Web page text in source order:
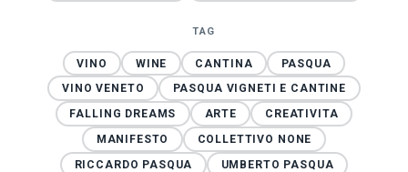
TAG
VINO WINE CANTINA
PASQUA
VINO VENETO
PASQUA VIGNETI E CANTINE
FALLING DREAMS
ARTE
CREATIVITA
MANIFESTO
COLLETTIVO NONE
RICCARDO PASQUA
UMBERTO PASQUA